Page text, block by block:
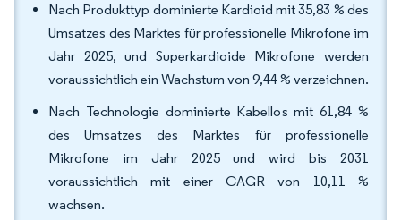
Nach Produkttyp dominierte Kardioid mit 35,83 % des
Umsatzes des Marktes für professionelle Mikrofone im
Jahr 2025, und Superkardioide Mikrofone werden
voraussichtlich ein Wachstum von 9,44 % verzeichnen.
Nach Technologie dominierte Kabellos mit 61,84 %
des Umsatzes des Marktes für professionelle
Mikrofone im Jahr 2025 und wird bis 2031
voraussichtlich mit einer CAGR von 10,11 %
wachsen.